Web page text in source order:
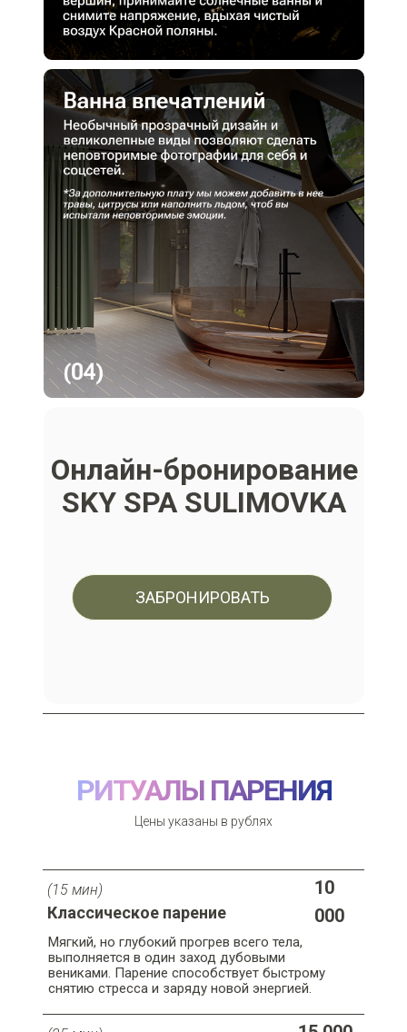
Онлайн-бронирование
SKY SPA SULIMOVKA
ЗАБРОНИРОВАТЬ
Цены указаны в рублях
(15 мин)
Мягкий, но глубокий прогрев всего тела,
выполняется в один заход дубовыми
вениками. Парение способствует быстрому
снятию стресса и заряду новой энергией.
10
000
Классическое парение
РИТУАЛЫ ПАРЕНИЯ